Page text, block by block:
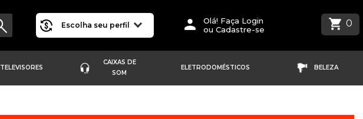
Escolha seu perfil
Olá! Faça Login
ou Cadastre-se
0
TELEVISORES
CAIXAS DE
SOM
ELETRODOMÉSTICOS BELEZA